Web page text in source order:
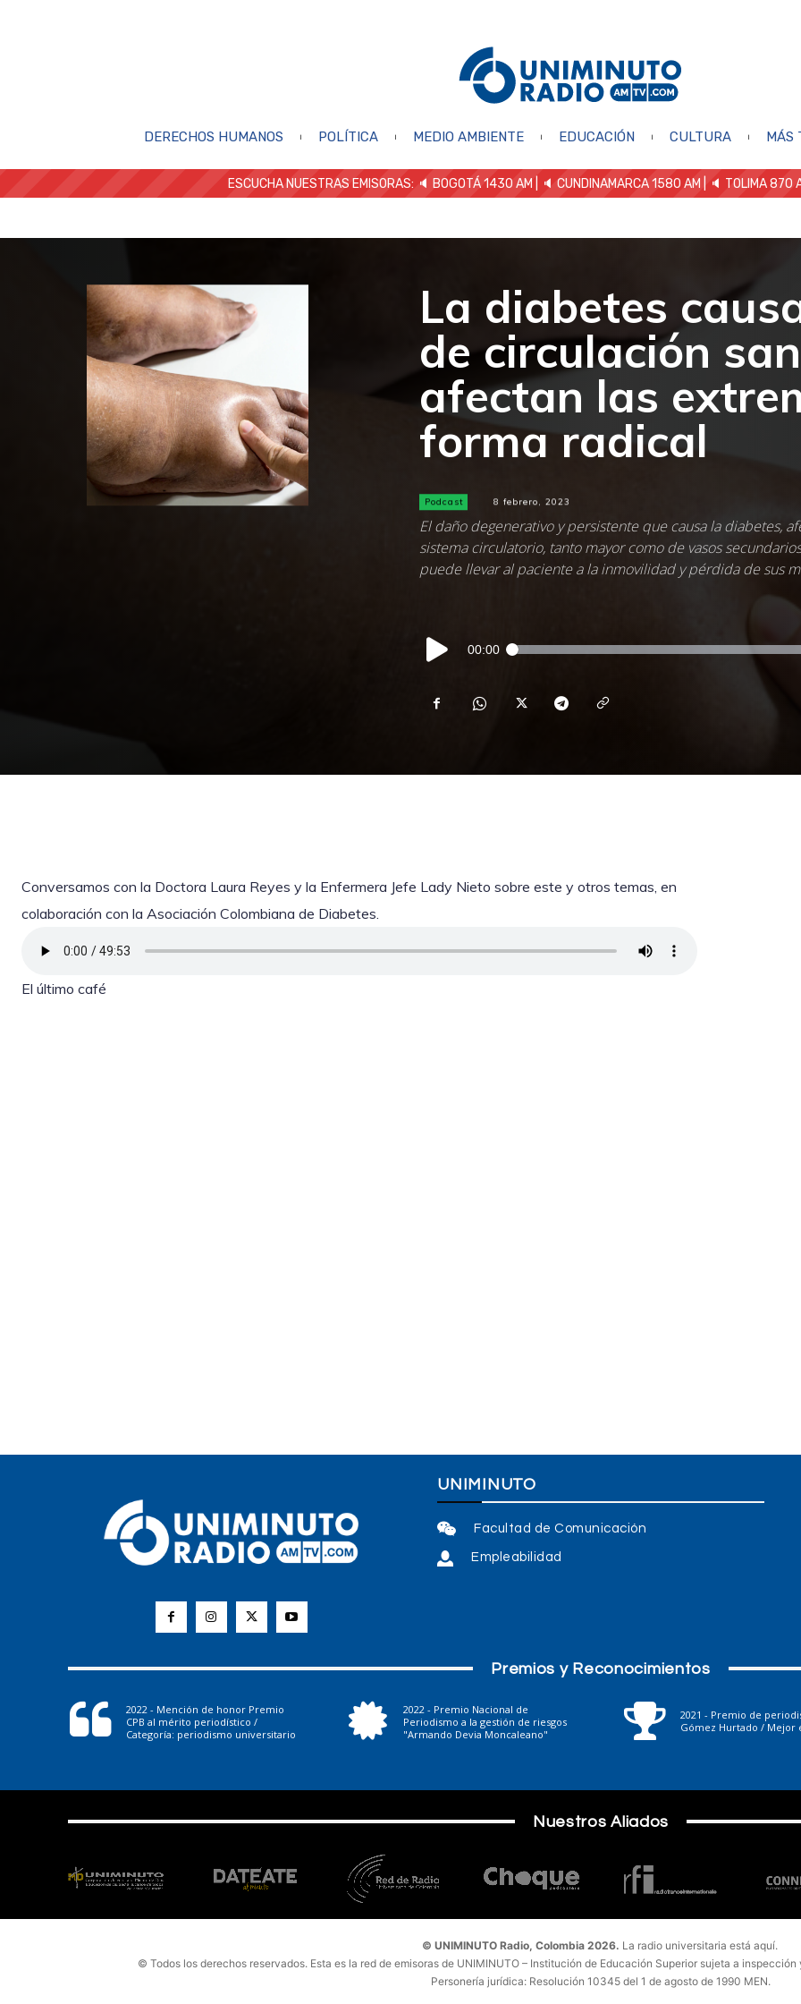
DERECHOS HUMANOS POLÍTICA MEDIO AMBIENTE EDUCACIÓN CULTURA MÁS
ESCUCHA NUESTRAS EMISORAS: 🔈 BOGOTÁ 1430 AM | 🔈 CUNDINAMARCA 1580 AM | 🔈 TOLIMA 870
La diabetes
de circulación
afectan las
forma radical
Podcast 8 febrero, 2023
El daño degenerativo y persistente que causa la diabetes,
sistema circulatorio, tanto mayor como de vasos
puede llevar al paciente a la inmovilidad y pérdida de sus
Reproductor
de
00:00
Conversamos con la Doctora Laura Reyes y la Enfermera Jefe Lady Nieto sobre este y otros temas, en
colaboración con la Asociación Colombiana de Diabetes.
El último café
UNIMINUTO
Facultad de Comunicación
Empleabilidad
Premios y Reconocimientos
2022 - Mención de honor Premio
CPB al mérito periodístico /
Categoría: periodismo universitario
2022 - Premio Nacional de
Periodismo a la gestión de riesgos
"Armando Devia Moncaleano"
2021 - Premio de
Gómez Hurtado / Mejor
Nuestros Aliados
© UNIMINUTO Radio, Colombia 2026. La radio universitaria está aquí.
© Todos los derechos reservados. Esta es la red de emisoras de UNIMINUTO – Institución de Educación Superior sujeta a
Personería jurídica: Resolución 10345 del 1 de agosto de 1990 MEN.